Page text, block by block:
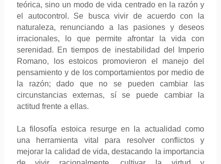
teórica, sino un modo de vida centrado en la razón y
el autocontrol. Se busca vivir de acuerdo con la
naturaleza, renunciando a las pasiones y deseos
irracionales, lo que permite afrontar la vida con
serenidad. En tiempos de inestabilidad del Imperio
Romano, los estoicos promovieron el manejo del
pensamiento y de los comportamientos por medio de
la razón; dado que no se pueden cambiar las
circunstancias externas, sí se puede cambiar la
actitud frente a ellas.
La filosofía estoica resurge en la actualidad como
una herramienta vital para resolver conflictos y
mejorar la calidad de vida, destacando la importancia